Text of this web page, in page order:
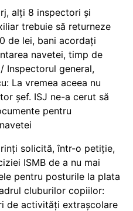
alți 8 inspectori și
trebuie să returneze
de lei, bani acordați
navetei, timp de
Inspectorul general,
La vremea aceea nu
șef. ISJ ne-a cerut să
pentru
solicită, într-o petiție,
ISMB de a nu mai
pentru posturile la plata
cluburilor copiilor:
de activități extrașcolare